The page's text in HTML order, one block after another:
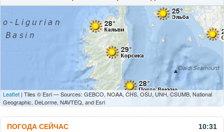
Leaflet | Tiles © Esri — Sources: GEBCO, NOAA, CHS, OSU, UNH, CSUMB, National
Geographic, DeLorme, NAVTEQ, and Esri
ПОГОДА СЕЙЧАС 10:31